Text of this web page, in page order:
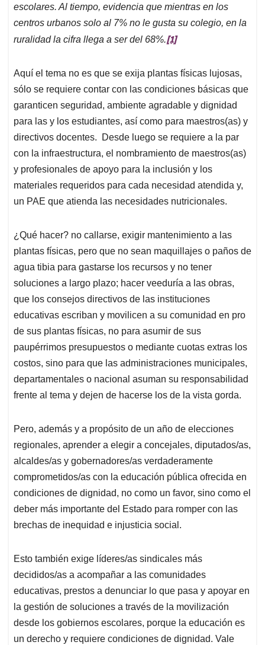
escolares. Al tiempo, evidencia que mientras en los
centros urbanos solo al 7% no le gusta su colegio, en la
ruralidad la cifra llega a ser del 68%.[1]
Aquí el tema no es que se exija plantas físicas lujosas,
sólo se requiere contar con las condiciones básicas que
garanticen seguridad, ambiente agradable y dignidad
para las y los estudiantes, así como para maestros(as) y
directivos docentes. Desde luego se requiere a la par
con la infraestructura, el nombramiento de maestros(as)
y profesionales de apoyo para la inclusión y los
materiales requeridos para cada necesidad atendida y,
un PAE que atienda las necesidades nutricionales.
¿Qué hacer? no callarse, exigir mantenimiento a las
plantas físicas, pero que no sean maquillajes o paños de
agua tibia para gastarse los recursos y no tener
soluciones a largo plazo; hacer veeduría a las obras,
que los consejos directivos de las instituciones
educativas escriban y movilicen a su comunidad en pro
de sus plantas físicas, no para asumir de sus
paupérrimos presupuestos o mediante cuotas extras los
costos, sino para que las administraciones municipales,
departamentales o nacional asuman su responsabilidad
frente al tema y dejen de hacerse los de la vista gorda.
Pero, además y a propósito de un año de elecciones
regionales, aprender a elegir a concejales, diputados/as,
alcaldes/as y gobernadores/as verdaderamente
comprometidos/as con la educación pública ofrecida en
condiciones de dignidad, no como un favor, sino como el
deber más importante del Estado para romper con las
brechas de inequidad e injusticia social.
Esto también exige líderes/as sindicales más
decididos/as a acompañar a las comunidades
educativas, prestos a denunciar lo que pasa y apoyar en
la gestión de soluciones a través de la movilización
desde los gobiernos escolares, porque la educación es
un derecho y requiere condiciones de dignidad. Vale